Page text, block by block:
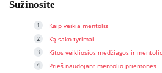
Sužinosite
Kaip veikia mentolis
Ką sako tyrimai
Kitos veikliosios medžiagos ir
Prieš naudojant mentolio priemones